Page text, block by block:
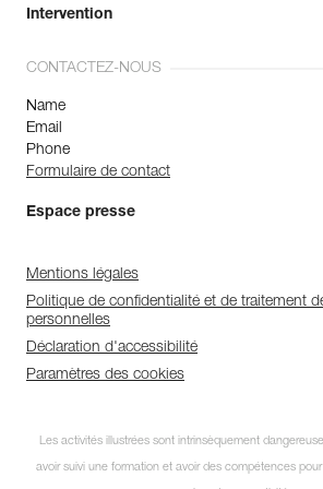
Intervention
CONTACTEZ-NOUS
Name
Email
Phone
Formulaire de contact
Espace presse
Mentions légales
Politique de confidentialité et de traitement
personnelles
Déclaration d'accessibilité
Paramètres des cookies
Les activités illustrées sont intrinsèquement
avoir suivi une formation et avoir des compétences